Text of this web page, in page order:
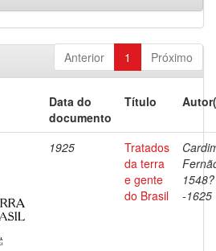
Anterior 1 Próximo
Data do
documento
Título
1925
Tratados
da terra
e gente
do Brasil
1548?
-1625